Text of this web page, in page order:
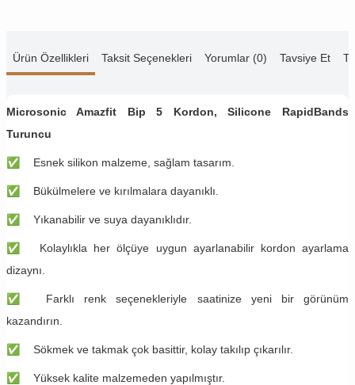
Ürün Özellikleri Taksit Seçenekleri Yorumlar (0) Tavsiye Et
Microsonic Amazfit Bip 5 Kordon, Silicone RapidBands
Turuncu
✅ Esnek silikon malzeme, sağlam tasarım.
✅ Bükülmelere ve kırılmalara dayanıklı.
✅ Yıkanabilir ve suya dayanıklıdır.
✅ Kolaylıkla her ölçüye uygun ayarlanabilir kordon ayarlama
dizaynı.
✅ Farklı renk seçenekleriyle saatinize yeni bir görünüm
kazandırın.
✅ Sökmek ve takmak çok basittir, kolay takılıp çıkarılır.
✅ Yüksek kalite malzemeden yapılmıştır.